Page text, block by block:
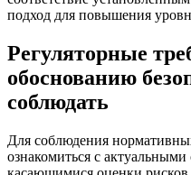
подход для повышения
Регуляторные
обоснованию
соблюдать
Для соблюдения
ознакомиться с